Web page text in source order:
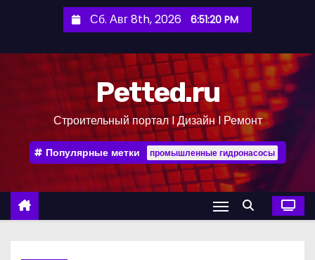
е
Сб. Авг 8th, 2026 6:51:21 PM
Petted.ru
Строительный портал l Дизайн l Ремонт
Популярные метки промышленные гидронасосы